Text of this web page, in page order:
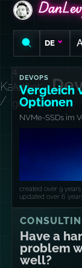
DanLevy.net
DE
Kategorie
/
4
Artikel
gefunden
DEVOPS
Vergleich
Optionen
NVMe-SSDs im
created over 9
updated over 6
Have a
problem
well?